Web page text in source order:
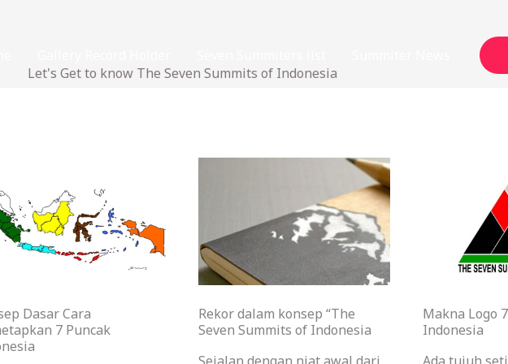
Dipulau ini banyak
ketinggian diatas 3.000 m,
m dari permukaan laut.
Let's Get to know The Seven Summits of Indonesia
Dasar Cara
7 Puncak
Rekor dalam konsep “The
Seven Summits of Indonesia
Makna Logo
Indonesia